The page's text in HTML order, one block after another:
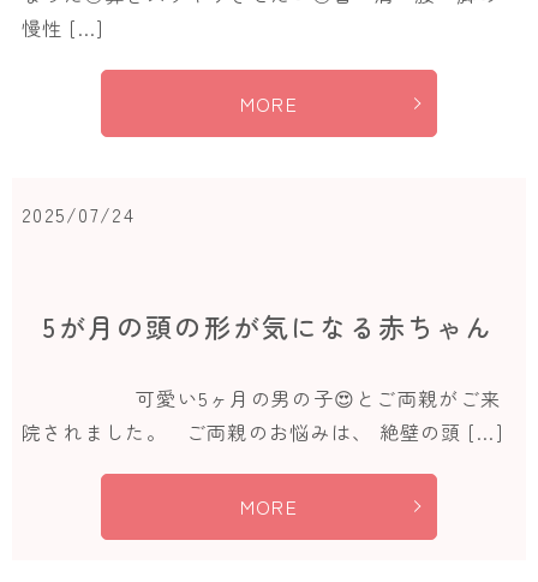
慢性 […]
MORE
2025/07/24
5が月の頭の形が気になる赤ちゃん
可愛い5ヶ月の男の子😍とご両親がご来
院されました。 ご両親のお悩みは、 絶壁の頭 […]
MORE